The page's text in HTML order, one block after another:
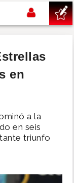
en
a la
en seis
triunfo